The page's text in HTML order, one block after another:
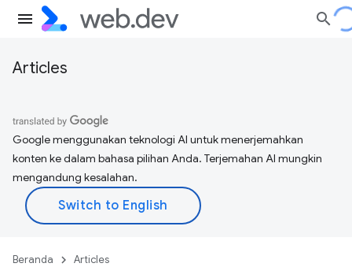
Articles
Google menggunakan teknologi AI untuk menerjemahkan
konten ke dalam bahasa pilihan Anda. Terjemahan AI mungkin
mengandung kesalahan.
Beranda Articles